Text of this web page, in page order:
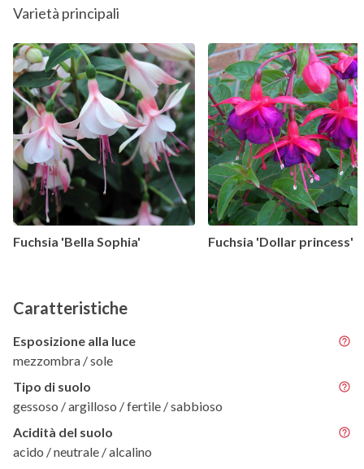
Varietà principali
Fuchsia 'Bella Sophia' Fuchsia 'Dollar princess'
Caratteristiche
Esposizione alla luce
mezzombra / sole
Tipo di suolo
gessoso / argilloso / fertile / sabbioso
Acidità del suolo
acido / neutrale / alcalino